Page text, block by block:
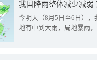
我国降雨整体减少减弱
今明天（8月5日至6日）
地有中到大雨，局地暴雨